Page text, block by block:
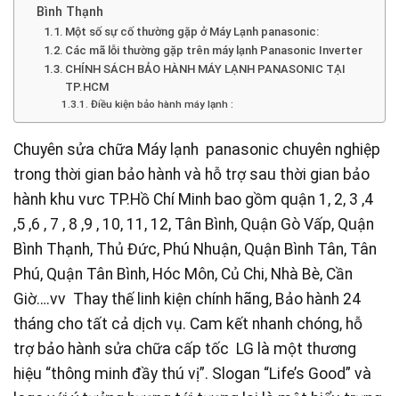
Bình Thạnh
Một số sự cố thường gặp ở Máy Lạnh panasonic:
Các mã lỗi thường gặp trên máy lạnh Panasonic Inverter
CHÍNH SÁCH BẢO HÀNH MÁY LẠNH PANASONIC TẠI
TP.HCM
Điều kiện bảo hành máy lạnh :
Chuyên sửa chữa Máy lạnh panasonic chuyên nghiệp
trong thời gian bảo hành và hỗ trợ sau thời gian bảo
hành khu vưc TP.Hồ Chí Minh bao gồm quận 1, 2, 3 ,4
,5 ,6 , 7 , 8 ,9 , 10, 11, 12, Tân Bình, Quận Gò Vấp, Quận
Bình Thạnh, Thủ Đức, Phú Nhuận, Quận Bình Tân, Tân
Phú, Quận Tân Bình, Hóc Môn, Củ Chi, Nhà Bè, Cần
Giờ….vv Thay thế linh kiện chính hãng, Bảo hành 24
tháng cho tất cả dịch vụ. Cam kết nhanh chóng, hỗ
trợ bảo hành sửa chữa cấp tốc LG là một thương
hiệu “thông minh đầy thú vị”. Slogan “Life’s Good” và